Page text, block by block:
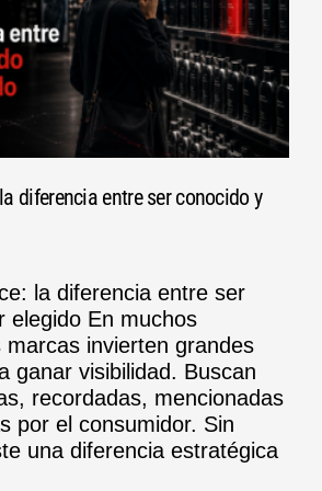
diferencia entre ser conocido y
la diferencia entre ser
elegido En muchos
marcas invierten grandes
ganar visibilidad. Buscan
recordadas, mencionadas
por el consumidor. Sin
una diferencia estratégica